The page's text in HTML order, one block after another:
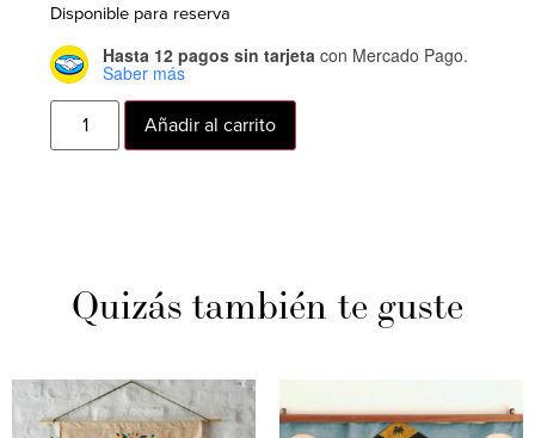
Disponible para reserva
Hasta 12 pagos sin tarjeta con Mercado Pago.
Saber más
Añadir al carrito
Quizás también te guste